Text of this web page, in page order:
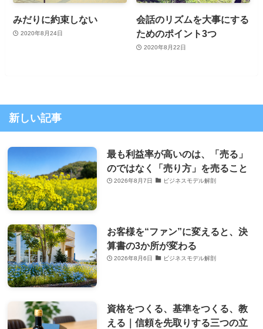
みだりに約束しない
2020年8月24日
会話のリズムを大事にする
ためのポイント3つ
2020年8月22日
新しい記事
最も利益率が高いのは、「売る」
のではなく「売り方」を売ること
2026年8月7日 ビジネスモデル解剖
お客様を“ファン”に変えると、決
算書の3か所が変わる
2026年8月6日 ビジネスモデル解剖
資格をつくる、基準をつくる、教
える｜信頼を先取りする三つの立